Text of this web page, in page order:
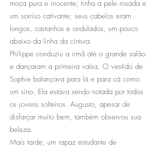
moça pura e inocente; tinha a pele rosada e
um sorriso cativante; seus cabelos eram
longos, castanhos e ondulados, um pouco
abaixo da linha da cintura.
Philippe conduziu a irmã até o grande salão
e dançaram a primeira valsa. O vestido de
Sophie balançava para lá e para cá como
um sino. Ela estava sendo notada por todos
os jovens solteiros. Augusto, apesar de
disfarçar muito bem, também observou sua
beleza.
Mais tarde, um rapaz estudante de